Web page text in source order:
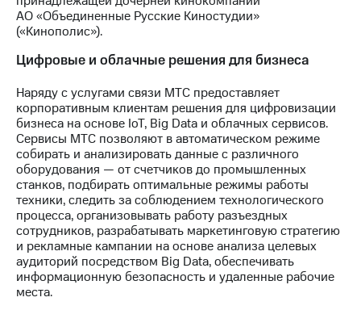
АО «Объединенные Русские Киностудии»
(«Кинополис»).
Цифровые и облачные решения для бизнеса
Наряду с услугами связи МТС предоставляет
корпоративным клиентам решения для цифровизации
бизнеса на основе IoT, Big Data и облачных сервисов.
Сервисы МТС позволяют в автоматическом режиме
собирать и анализировать данные с различного
оборудования — от счетчиков до промышленных
станков, подбирать оптимальные режимы работы
техники, следить за соблюдением технологического
процесса, организовывать работу разъездных
сотрудников, разрабатывать маркетинговую стратегию
и рекламные кампании на основе анализа целевых
аудиторий посредством Big Data, обеспечивать
информационную безопасность и удаленные рабочие
места.